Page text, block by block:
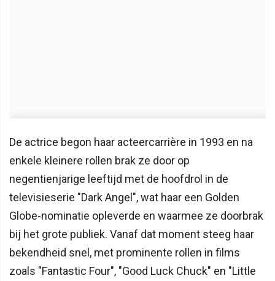
De actrice begon haar acteercarrière in 1993 en na
enkele kleinere rollen brak ze door op
negentienjarige leeftijd met de hoofdrol in de
televisieserie "Dark Angel", wat haar een Golden
Globe-nominatie opleverde en waarmee ze doorbrak
bij het grote publiek. Vanaf dat moment steeg haar
bekendheid snel, met prominente rollen in films
zoals "Fantastic Four", "Good Luck Chuck" en "Little